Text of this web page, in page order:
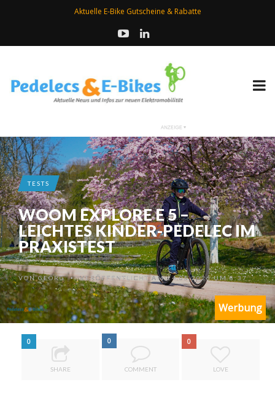
Aktuelle E-Bike Gutscheine & Rabatte
TESTS
WOOM EXPLORE E 5 –
LEICHTES KINDER-PEDELEC IM
PRAXISTEST
VONGEORG •VERÖFFENTLICHT AM 24.05.2026 UM 8:37
Werbung
0
SHARE
0
COMMENT
0
LOVE